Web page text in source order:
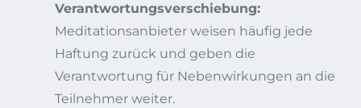
Verantwortungsverschiebung:
Meditationsanbieter weisen häufig jede
Haftung zurück und geben die
Verantwortung für Nebenwirkungen an die
Teilnehmer weiter.